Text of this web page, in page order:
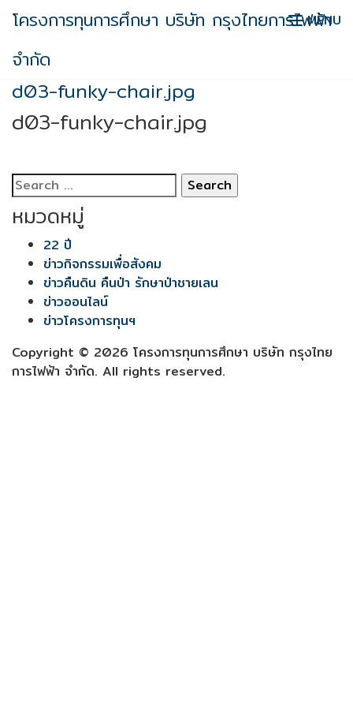
Skip
content
โครงการทุนการศึกษา บริษัท กรุงไทยการไฟฟ้า
จำกัด
MENU
d03-funky-chair.jpg
d03-funky-chair.jpg
Search
for:
หมวดหมู่
22 ปี
ข่าวกิจกรรมเพื่อสังคม
ข่าวคืนดิน คืนป่า รักษาป่าชายเลน
ข่าวออนไลน์
ข่าวโครงการทุนฯ
Copyright © 2026 โครงการทุนการศึกษา บริษัท กรุงไทย
การไฟฟ้า จำกัด. All rights reserved.